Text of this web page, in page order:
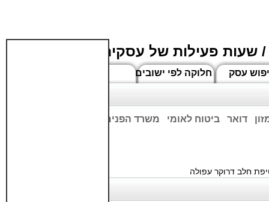
פעילות של עסקים
חלוקה לפי ישובים עסק
משרד הפנים ביטוח לאומי דואר
חלב דרוקר עפולה